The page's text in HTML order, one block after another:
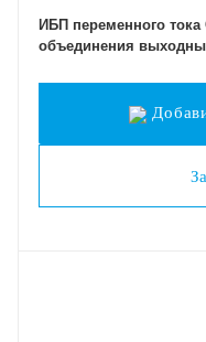
ИБП переменного
объединения